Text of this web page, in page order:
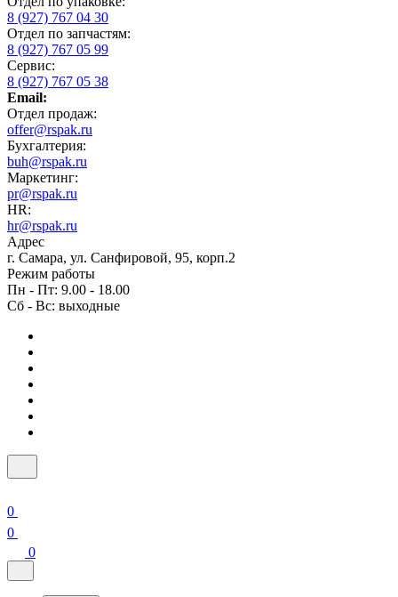
8 (927) 767 04 30
Отдел по запчастям:
8 (927) 767 05 99
Сервис:
8 (927) 767 05 38
Email:
Отдел продаж:
offer@rspak.ru
Бухгалтерия:
buh@rspak.ru
Маркетинг:
pr@rspak.ru
HR:
hr@rspak.ru
Адрес
г. Самара, ул. Санфировой, 95, корп.2
Режим работы
Пн - Пт: 9.00 - 18.00
Сб - Вс: выходные
0
0
0